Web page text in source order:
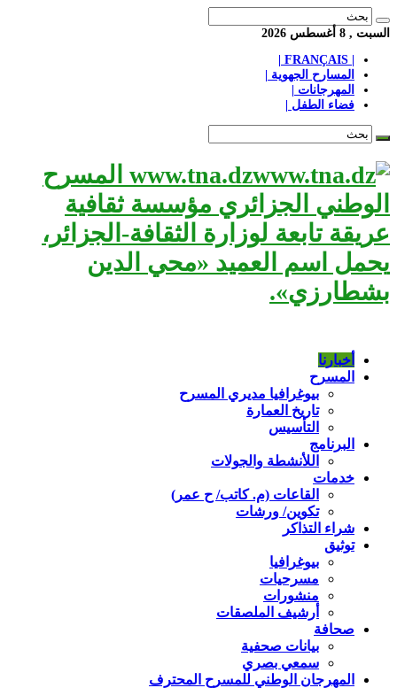
السبت , 8 أغسطس 2026
المسارح الجهوية |
المهرجانات |
فضاء الطفل |
www.tna.dz المسرح
الوطني الجزائري مؤسسة ثقافية
عريقة تابعة لوزارة الثقافة-الجزائر،
يحمل اسم العميد «محي الدين
بشطارزي».
أخبارنا
المسرح
بيوغرافيا مديري المسرح
تاريخ العمارة
التأسيس
البرنامج
اللأنشطة والجولات
خدمات
القاعات (م. كاتب/ ح عمر)
تكوين/ ورشات
شراء التذاكر
توثيق
بيوغرافيا
مسرحيات
منشورات
أرشيف الملصقات
صحافة
بيانات صحفية
سمعي بصري
المهرجان الوطني للمسرح المحترف